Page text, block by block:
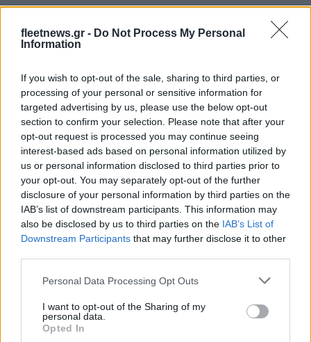
fleetnews.gr - Do Not Process My Personal
Information
If you wish to opt-out of the sale, sharing to third parties, or
processing of your personal or sensitive information for
targeted advertising by us, please use the below opt-out
section to confirm your selection. Please note that after your
opt-out request is processed you may continue seeing
interest-based ads based on personal information utilized by
us or personal information disclosed to third parties prior to
your opt-out. You may separately opt-out of the further
disclosure of your personal information by third parties on the
IAB’s list of downstream participants. This information may
also be disclosed by us to third parties on the IAB’s List of
Downstream Participants that may further disclose it to other
Please note that this website/app uses one or more Google
not limited to your visit or usage behaviour. You may click to
grant or deny consent to Google and its third-party tags to
use your data for below specified purposes in below Google
Personal Data Processing Opt Outs
I want to opt-out of the Sharing of my
personal data.
Opted In
Συμβούλιο - Πρόεδρος ο Γαληνός Γιαγλής
Η Toyota φέρνει νέα γενιά
μπαταριών για τα υβριδικά
της
Σε κινεζική… πολιορκία η
ευρωπαϊκή
αυτοκινητοβιομηχανία